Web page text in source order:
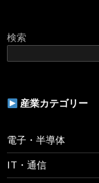
検索
産業カテゴリー
電子・半導体
IT・通信